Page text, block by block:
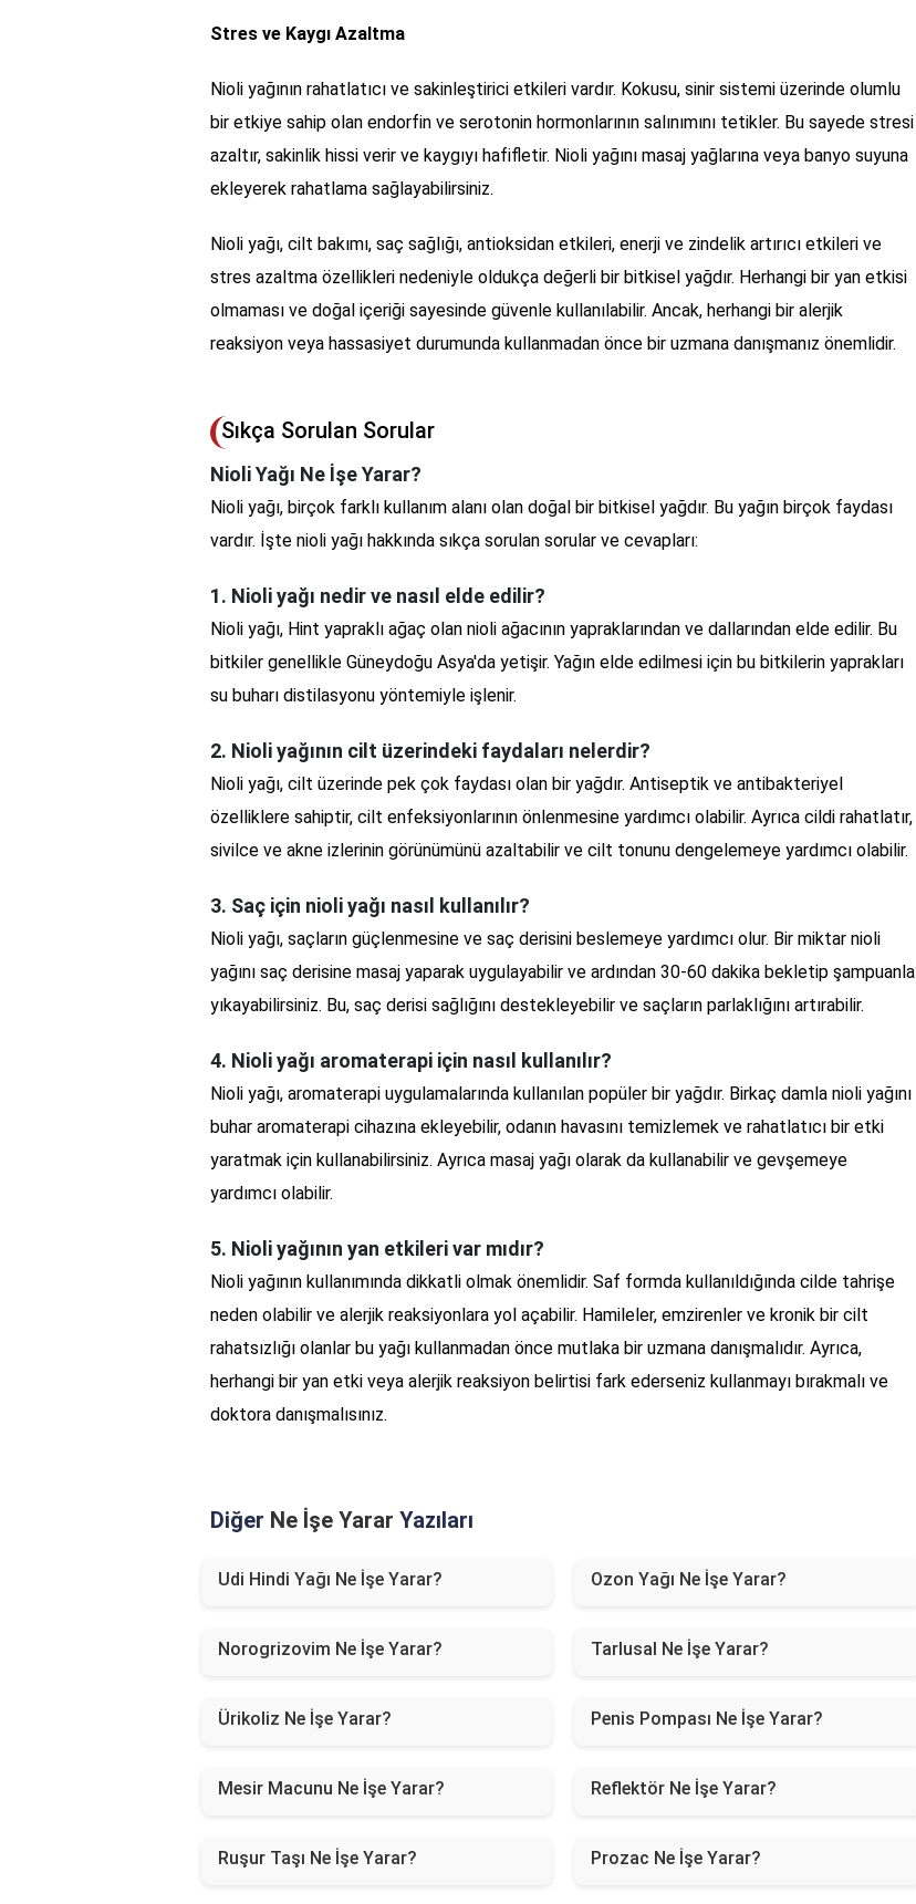
Stres ve Kaygı Azaltma
Nioli yağının rahatlatıcı ve sakinleştirici etkileri vardır. Kokusu, sinir sistemi üzerinde olumlu
bir etkiye sahip olan endorfin ve serotonin hormonlarının salınımını tetikler. Bu sayede stresi
azaltır, sakinlik hissi verir ve kaygıyı hafifletir. Nioli yağını masaj yağlarına veya banyo suyuna
ekleyerek rahatlama sağlayabilirsiniz.
Nioli yağı, cilt bakımı, saç sağlığı, antioksidan etkileri, enerji ve zindelik artırıcı etkileri ve
stres azaltma özellikleri nedeniyle oldukça değerli bir bitkisel yağdır. Herhangi bir yan etkisi
olmaması ve doğal içeriği sayesinde güvenle kullanılabilir. Ancak, herhangi bir alerjik
reaksiyon veya hassasiyet durumunda kullanmadan önce bir uzmana danışmanız önemlidir.
Sıkça Sorulan Sorular
Nioli Yağı Ne İşe Yarar?
Nioli yağı, birçok farklı kullanım alanı olan doğal bir bitkisel yağdır. Bu yağın birçok faydası
vardır. İşte nioli yağı hakkında sıkça sorulan sorular ve cevapları:
1. Nioli yağı nedir ve nasıl elde edilir?
Nioli yağı, Hint yapraklı ağaç olan nioli ağacının yapraklarından ve dallarından elde edilir. Bu
bitkiler genellikle Güneydoğu Asya'da yetişir. Yağın elde edilmesi için bu bitkilerin yaprakları
su buharı distilasyonu yöntemiyle işlenir.
2. Nioli yağının cilt üzerindeki faydaları nelerdir?
Nioli yağı, cilt üzerinde pek çok faydası olan bir yağdır. Antiseptik ve antibakteriyel
özelliklere sahiptir, cilt enfeksiyonlarının önlenmesine yardımcı olabilir. Ayrıca cildi rahatlatır,
sivilce ve akne izlerinin görünümünü azaltabilir ve cilt tonunu dengelemeye yardımcı olabilir.
3. Saç için nioli yağı nasıl kullanılır?
Nioli yağı, saçların güçlenmesine ve saç derisini beslemeye yardımcı olur. Bir miktar nioli
yağını saç derisine masaj yaparak uygulayabilir ve ardından 30-60 dakika bekletip şampuanla
yıkayabilirsiniz. Bu, saç derisi sağlığını destekleyebilir ve saçların parlaklığını artırabilir.
4. Nioli yağı aromaterapi için nasıl kullanılır?
Nioli yağı, aromaterapi uygulamalarında kullanılan popüler bir yağdır. Birkaç damla nioli yağını
buhar aromaterapi cihazına ekleyebilir, odanın havasını temizlemek ve rahatlatıcı bir etki
yaratmak için kullanabilirsiniz. Ayrıca masaj yağı olarak da kullanabilir ve gevşemeye
yardımcı olabilir.
5. Nioli yağının yan etkileri var mıdır?
Nioli yağının kullanımında dikkatli olmak önemlidir. Saf formda kullanıldığında cilde tahrişe
neden olabilir ve alerjik reaksiyonlara yol açabilir. Hamileler, emzirenler ve kronik bir cilt
rahatsızlığı olanlar bu yağı kullanmadan önce mutlaka bir uzmana danışmalıdır. Ayrıca,
herhangi bir yan etki veya alerjik reaksiyon belirtisi fark ederseniz kullanmayı bırakmalı ve
doktora danışmalısınız.
Diğer Ne İşe Yarar Yazıları
Udi Hindi Yağı Ne İşe Yarar? Ozon Yağı Ne İşe Yarar?
Norogrizovim Ne İşe Yarar? Tarlusal Ne İşe Yarar?
Ürikoliz Ne İşe Yarar? Penis Pompası Ne İşe Yarar?
Mesir Macunu Ne İşe Yarar? Reflektör Ne İşe Yarar?
Ruşur Taşı Ne İşe Yarar? Prozac Ne İşe Yarar?